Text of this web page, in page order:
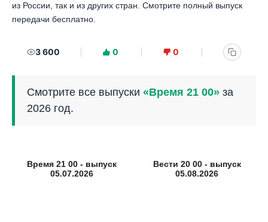
из России, так и из других стран. Смотрите полный выпуск
передачи бесплатно.
3 600 0 0
Смотрите все выпуски «Время 21 00» за
2026 год.
Время 21 00 - выпуск
05.07.2026
Вести 20 00 - выпуск
05.08.2026